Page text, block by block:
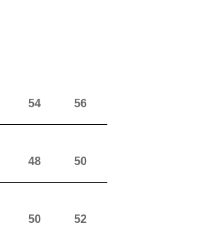
54 56
48 50
50 52